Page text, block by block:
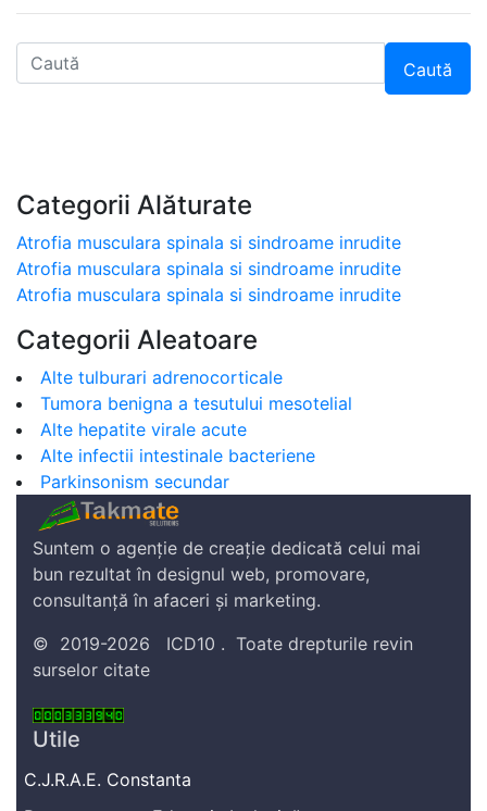
Caută
Categorii Alăturate
Atrofia musculara spinala si sindroame inrudite
Atrofia musculara spinala si sindroame inrudite
Atrofia musculara spinala si sindroame inrudite
Categorii Aleatoare
Alte tulburari adrenocorticale
Tumora benigna a tesutului mesotelial
Alte hepatite virale acute
Alte infectii intestinale bacteriene
Parkinsonism secundar
Suntem o agenție de creație dedicată celui mai
bun rezultat în designul web, promovare,
consultanță în afaceri și marketing.
© 2019-2026 ICD10 . Toate drepturile revin
surselor citate
Utile
C.J.R.A.E. Constanta